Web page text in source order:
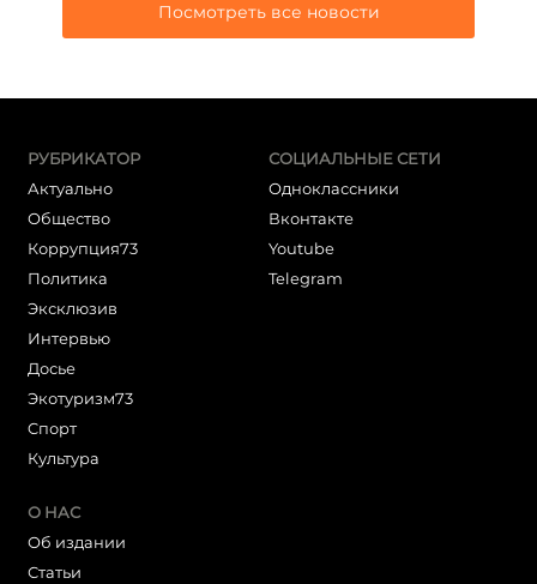
Посмотреть все новости
РУБРИКАТОР
Актуально
Общество
Коррупция73
Политика
Эксклюзив
Интервью
Досье
Экотуризм73
Cпорт
Культура
СОЦИАЛЬНЫЕ СЕТИ
Одноклассники
Вконтакте
Youtube
Telegram
О НАС
Об издании
Статьи